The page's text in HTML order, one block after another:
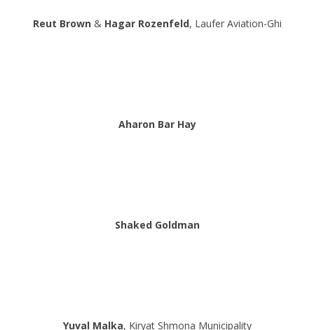
Reut Brown& Hagar Rozenfeld, Laufer Aviation-Ghi
Aharon Bar Hay
Shaked Goldman
Yuval Malka, Kiryat Shmona Municipality